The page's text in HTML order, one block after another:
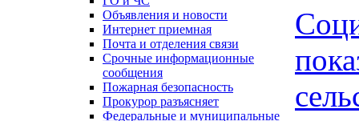
Объявления и новости
Интернет приемная
Почта и отделения связи
Срочные информационные
сообщения
Пожарная безопасность
Прокурор разъясняет
Федеральные и муниципальные